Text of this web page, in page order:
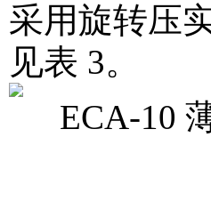
采用旋转压
见表 3。